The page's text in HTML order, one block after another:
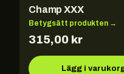
Champ XXX
Betygsätt produkten →
315,00 kr
Lägg i